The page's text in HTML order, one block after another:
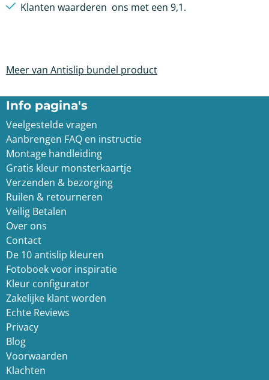
Klanten waarderen ons met een 9,1.
Meer van Antislip bundel product
Info pagina's
Veelgestelde vragen
Aanbrengen FAQ en instructie
Montage handleiding
Gratis kleur monsterkaartje
Verzenden & bezorging
Ruilen & retourneren
Veilig Betalen
Over ons
Contact
De 10 antislip kleuren
Fotoboek voor inspiratie
Kleur configurator
Zakelijke klant worden
Echte Reviews
Privacy
Blog
Voorwaarden
Klachten